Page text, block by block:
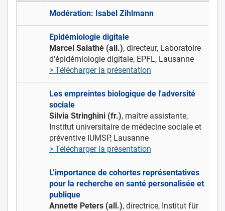
Modération: Isabel Zihlmann
Epidémiologie digitale
Marcel Salathé (all.), directeur, Laboratoire
d'épidémiologie digitale, EPFL, Lausanne
> Télécharger la présentation
Les empreintes biologique de l'adversité
sociale
Silvia Stringhini (fr.), maître assistante,
Institut universitaire de médecine sociale et
préventive IUMSP, Lausanne
> Télécharger la présentation
L’importance de cohortes représentatives
pour la recherche en santé personalisée et
publique
Annette Peters (all.), directrice, Institut für